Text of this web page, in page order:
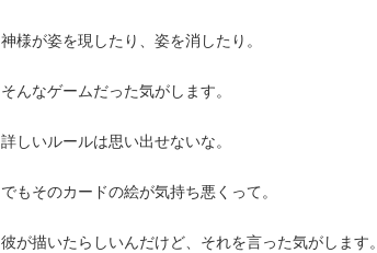
神様が姿を現したり、姿を消したり。
そんなゲームだった気がします。
詳しいルールは思い出せないな。
でもそのカードの絵が気持ち悪くって。
彼が描いたらしいんだけど、それを言った気がします。